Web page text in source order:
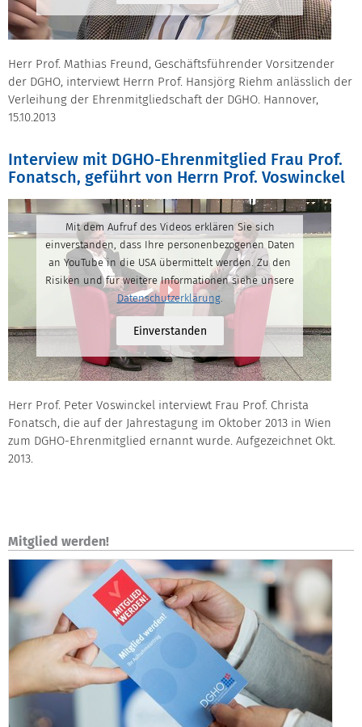
Herr Prof. Mathias Freund, Geschäftsführender Vorsitzender
der DGHO, interviewt Herrn Prof. Hansjörg Riehm anlässlich der
Verleihung der Ehrenmitgliedschaft der DGHO. Hannover,
15.10.2013
Interview mit DGHO-Ehrenmitglied Frau Prof.
Fonatsch, geführt von Herrn Prof. Voswinckel
Mit dem Aufruf des Videos erklären Sie sich
einverstanden, dass Ihre personenbezogenen Daten
an YouTube in die USA übermittelt werden. Zu den
Risiken und für weitere Informationen siehe unsere
Datenschutzerklärung.
Einverstanden
Herr Prof. Peter Voswinckel interviewt Frau Prof. Christa
Fonatsch, die auf der Jahrestagung im Oktober 2013 in Wien
zum DGHO-Ehrenmitglied ernannt wurde. Aufgezeichnet Okt.
2013.
Mitglied werden!